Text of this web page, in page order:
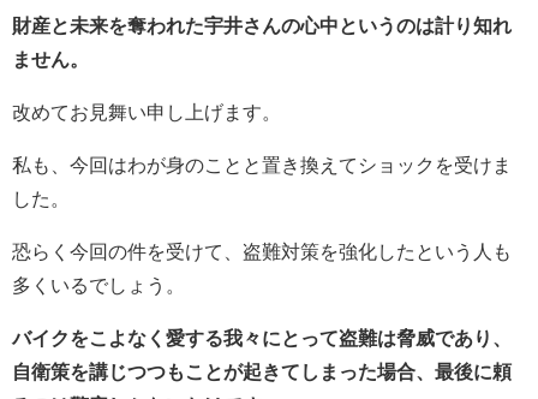
財産と未来を奪われた宇井さんの心中というのは計り知れ
ません。
改めてお見舞い申し上げます。
私も、今回はわが身のことと置き換えてショックを受けま
した。
恐らく今回の件を受けて、盗難対策を強化したという人も
多くいるでしょう。
バイクをこよなく愛する我々にとって盗難は脅威であり、
自衛策を講じつつもことが起きてしまった場合、最後に頼